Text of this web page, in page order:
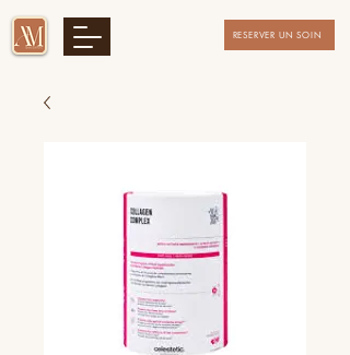
RESERVER UN SOIN